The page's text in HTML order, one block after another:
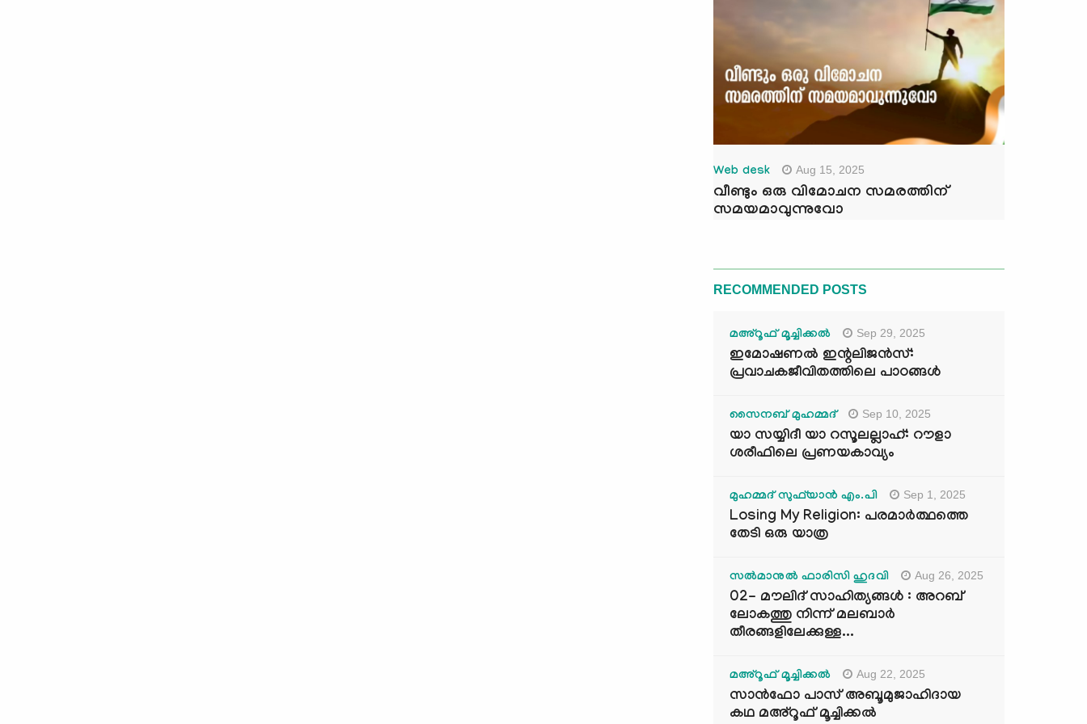
Web desk Aug 15, 2025
വീണ്ടും ഒരു വിമോചന സമരത്തിന്
സമയമാവുന്നുവോ
RECOMMENDED POSTS
മഅ്റൂഫ് മൂച്ചിക്കല്‍ Sep 29, 2025
ഇമോഷണൽ ഇന്റലിജൻസ്:
പ്രവാചകജീവിതത്തിലെ പാഠങ്ങൾ
സൈനബ് മുഹമ്മദ് Sep 10, 2025
യാ സയ്യിദീ യാ റസൂലല്ലാഹ്: റൗളാ
ശരീഫിലെ പ്രണയകാവ്യം
മുഹമ്മദ് സുഫ്‌യാൻ എം.പി Sep 1, 2025
Losing My Religion: പരമാർത്ഥത്തെ
തേടി ഒരു യാത്ര
സൽമാനുൽ ഫാരിസി ഹുദവി Aug 26, 2025
02- മൗലിദ് സാഹിത്യങ്ങൾ : അറബ്
ലോകത്തു നിന്ന് മലബാർ
തീരങ്ങളിലേക്കുള്ള...
മഅ്റൂഫ് മൂച്ചിക്കല്‍ Aug 22, 2025
സാൻഫോ പാസ് അബൂമുജാഹിദായ
കഥ മഅ്റൂഫ് മൂച്ചിക്കല്‍